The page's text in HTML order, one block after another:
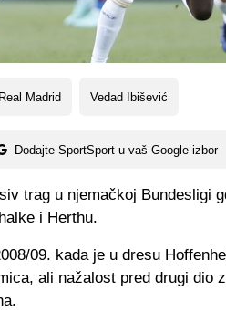
Real Madrid Vedad Ibišević
Dodajte SportSport u vaš Google izbor
trag u njemačkoj Bundesligi
i Herthu.
09. kada je u dresu
ali nažalost pred drugi dio